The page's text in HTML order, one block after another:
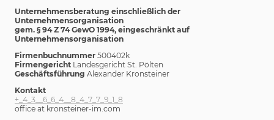
Unternehmensberatung einschließlich der
Unternehmensorganisation
gem. § 94 Z 74 GewO 1994, eingeschränkt auf
Unternehmensorganisation
Firmenbuchnummer 500402k
Firmengericht Landesgericht St. Pölten
Geschäftsführung Alexander Kronsteiner
Kontakt
+_4_3__6_6_4__8_4_7_7_9_1_8
office at kronsteiner-im.com